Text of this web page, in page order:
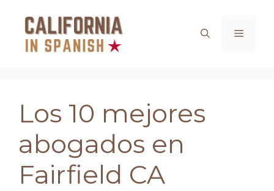
contenido
Menú
Los 10 mejores
abogados en
Fairfield CA